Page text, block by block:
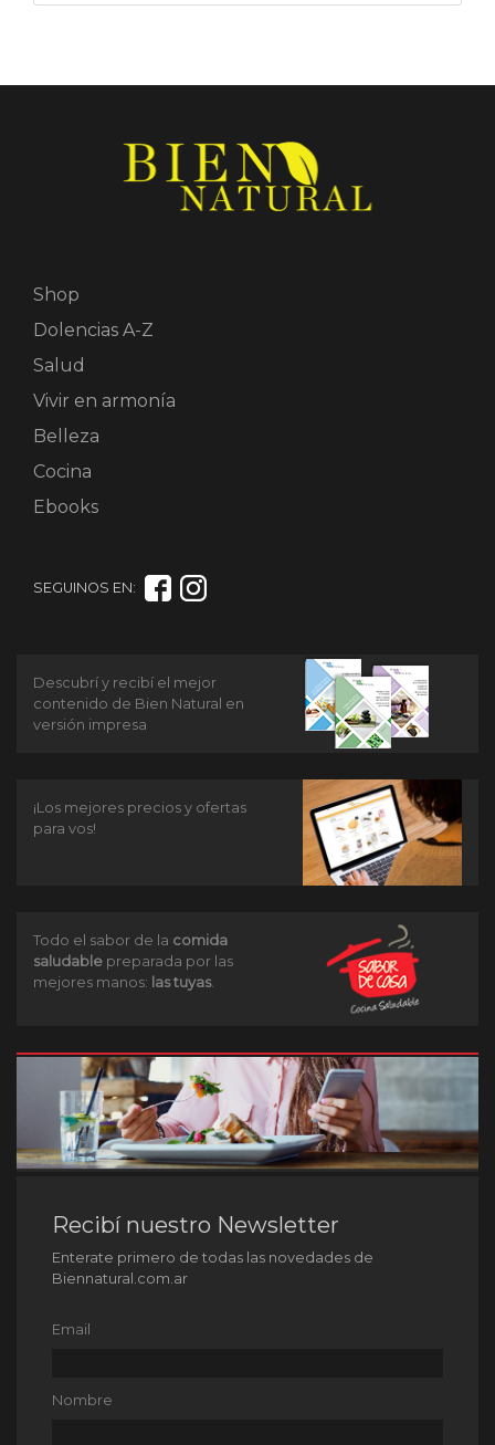
Shop
Dolencias A-Z
Salud
Vivir en armonía
Belleza
Cocina
Ebooks
SEGUINOS EN:
Descubrí y recibí el mejor
contenido de Bien Natural en
versión impresa
¡Los mejores precios y ofertas
para vos!
Todo el sabor de la comida
saludable preparada por las
mejores manos: las tuyas.
Recibí nuestro Newsletter
Enterate primero de todas las novedades de
Biennatural.com.ar
Email
Nombre